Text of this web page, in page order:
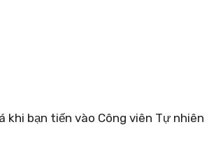
khi bạn tiến vào Công viên Tự nhiên